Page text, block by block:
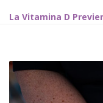
La Vitamina D